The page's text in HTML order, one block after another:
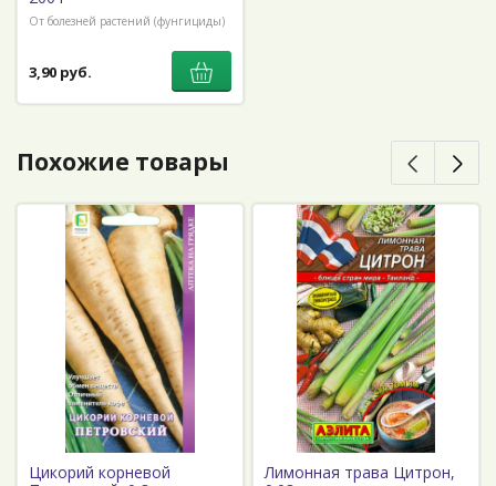
От болезней растений (фунгициды)
3,90 руб.
Похожие товары
Цикорий корневой
Лимонная трава Цитрон,